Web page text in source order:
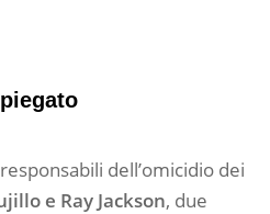
dell’omicidio dei
e Ray Jackson, due